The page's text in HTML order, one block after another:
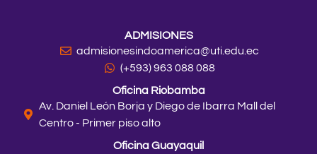
ADMISIONES
admisionesindoamerica@uti.edu.ec
(+593) 963 088 088
Oficina Riobamba
Av. Daniel León Borja y Diego de Ibarra Mall del
Centro - Primer piso alto
Oficina Guayaquil